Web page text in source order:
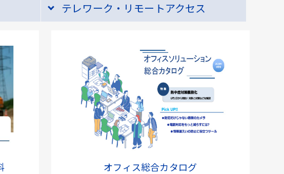
テレワーク・リモートアクセス
オフィス総合カタログ